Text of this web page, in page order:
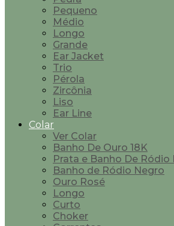
Pequeno
Médio
Longo
Grande
Ear Jacket
Trio
Pérola
Zircônia
Liso
Ear Line
Colar
Ver Colar
Banho De Ouro 18K
Prata e Banho De Ródio
Banho de Ródio Negro
Ouro Rosé
Longo
Curto
Choker